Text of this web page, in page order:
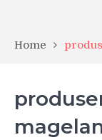
Home